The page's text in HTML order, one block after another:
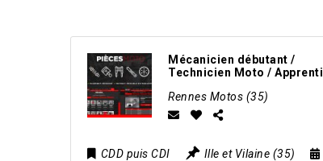
Mécanicien débutant /
Technicien Moto / Apprenti
Rennes Motos (35)
CDD puis CDI
Ille et Vilaine (35)